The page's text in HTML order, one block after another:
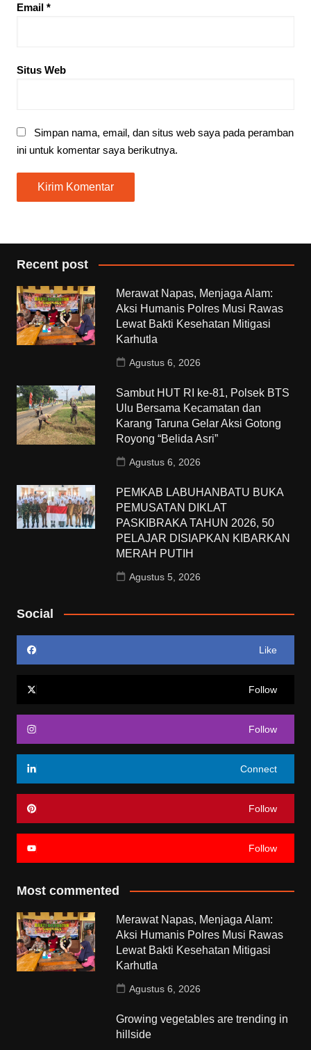
Email *
Situs Web
Simpan nama, email, dan situs web saya pada peramban
ini untuk komentar saya berikutnya.
Recent post
Merawat Napas, Menjaga Alam:
Aksi Humanis Polres Musi Rawas
Lewat Bakti Kesehatan Mitigasi
Karhutla
Agustus 6, 2026
Sambut HUT RI ke-81, Polsek BTS
Ulu Bersama Kecamatan dan
Karang Taruna Gelar Aksi Gotong
Royong “Belida Asri”
Agustus 6, 2026
PEMKAB LABUHANBATU BUKA
PEMUSATAN DIKLAT
PASKIBRAKA TAHUN 2026, 50
PELAJAR DISIAPKAN KIBARKAN
MERAH PUTIH
Agustus 5, 2026
Social
Like
Follow
Follow
Connect
Follow
Follow
Most commented
Merawat Napas, Menjaga Alam:
Aksi Humanis Polres Musi Rawas
Lewat Bakti Kesehatan Mitigasi
Karhutla
Agustus 6, 2026
Growing vegetables are trending in
hillside